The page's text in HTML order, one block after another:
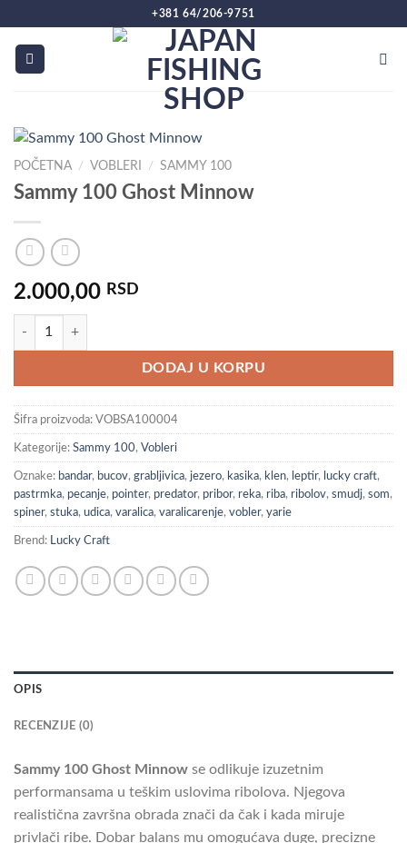
sadržaj
+381 64/206-9751
POČETNA / VOBLERI / SAMMY 100
Sammy 100 Ghost Minnow
2.000,00 RSD
Sammy 100 Ghost Minnow količina
DODAJ U KORPU
Šifra proizvoda: VOBSA100004
Kategorije: Sammy 100, Vobleri
Oznake: bandar, bucov, grabljivica, jezero, kasika, klen, leptir, lucky craft,
pastrmka, pecanje, pointer, predator, pribor, reka, riba, ribolov, smudj, som,
spiner, stuka, udica, varalica, varalicarenje, vobler, yarie
Brend: Lucky Craft
OPIS
RECENZIJE (0)
Sammy 100 Ghost Minnow se odlikuje izuzetnim
performansama u teškim uslovima ribolova. Njegova
realistična završna obrada znači da čak i kada miruje
privlači ribe. Dobar balans mu omogućava duge, precizne